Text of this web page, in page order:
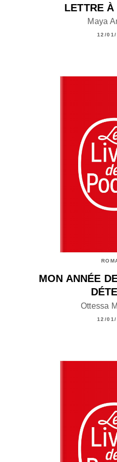
LETTRE
Maya
12/
MON ANNÉE
Ottessa
12/01/